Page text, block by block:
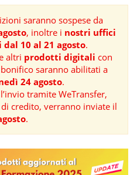
saranno sospese da
, inoltre i nostri uffici
10 al 21 agosto.
altri prodotti digitali con
saranno abilitati a
24 agosto.
tramite WeTransfer,
credito, verranno inviate il
.